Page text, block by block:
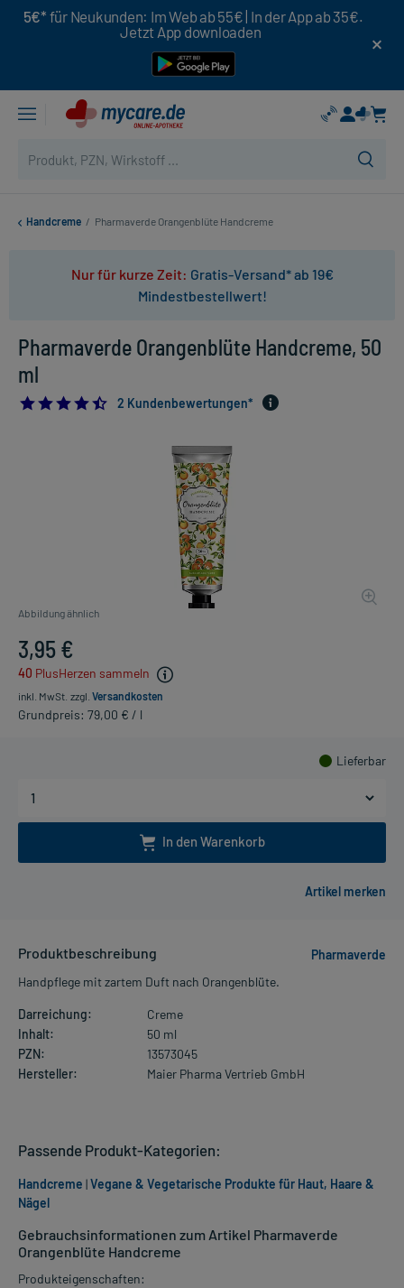
5€* für Neukunden: Im Web ab 55€ | In der App ab 35€.
Jetzt App downloaden
Handcreme / Pharmaverde Orangenblüte Handcreme
Nur für kurze Zeit: Gratis-Versand* ab 19€
Mindestbestellwert!
Pharmaverde Orangenblüte Handcreme, 50
ml
4.5
2 Kundenbewertungen*
Abbildung ähnlich
3,95 €
40 PlusHerzen sammeln
inkl. MwSt. zzgl. Versandkosten
Grundpreis: 79,00 € / l
Lieferbar
In den Warenkorb
Produktbeschreibung
Pharmaverde
Handpflege mit zartem Duft nach Orangenblüte.
Darreichung:
Creme
Inhalt:
50 ml
PZN:
13573045
Hersteller:
Maier Pharma Vertrieb GmbH
Gebrauchsinformationen zum Artikel Pharmaverde
Orangenblüte Handcreme
Produkteigenschaften:
Passende Produkt-Kategorien:
Handcreme |Vegane & Vegetarische Produkte für Haut, Haare &
Nägel